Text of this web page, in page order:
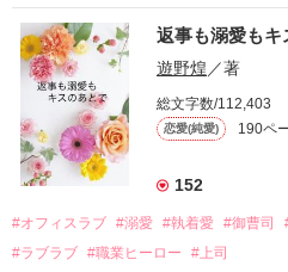
『責任をとる、結婚しよう』と真
戸惑う美桜とは裏腹に、好きとい
甘やかしてくる。
そんなある日、哲平は美桜がスト
遭っていることを知る。
美桜を守るため、哲平は同居を
夏木美桜(なつきみお)
鳴海哲平 (なるみてっぺい)
おかしな噂を流されて前の職場
桜は、海外で傷心旅行をしていた
い、酒の勢いもあり一夜限りの関
帰国後、美桜は新しい職場でワ
なんと彼の正体は、とある財閥御
れて起業した新進気鋭の実業家、
――御影恭司その人だったのだ
なぜか恭司から飼い猫の世話係
の関係となってしまい――？
返事も溺愛もキ
遊野煌／著
総文字数/112,403
恋愛(純愛) 190ペ
152
#オフィスラブ #溺愛 #執着愛 #御曹司
#ラブラブ #職業ヒーロー #上司